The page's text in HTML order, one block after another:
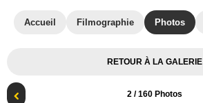
Accueil Filmographie Photos
RETOUR À LA GALERIE
2 / 160 Photos